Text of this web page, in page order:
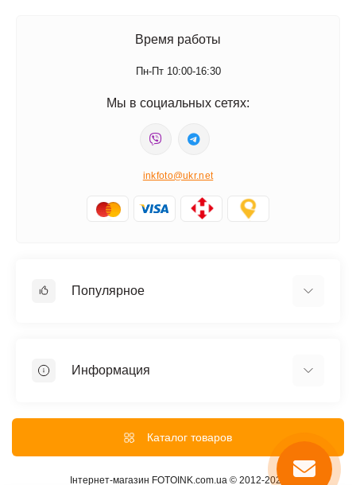
Время работы
Пн-Пт 10:00-16:30
Мы в социальных сетях:
inkfoto@ukr.net
Популярное
Фотобумага Galaxy
Пленка для ламинирования А4
Информация
Доставка и Оплата
Обмен и возврат
Скидки на сайте
Каталог товаров
Інтернет-магазин FOTOINK.com.ua © 2012-2026